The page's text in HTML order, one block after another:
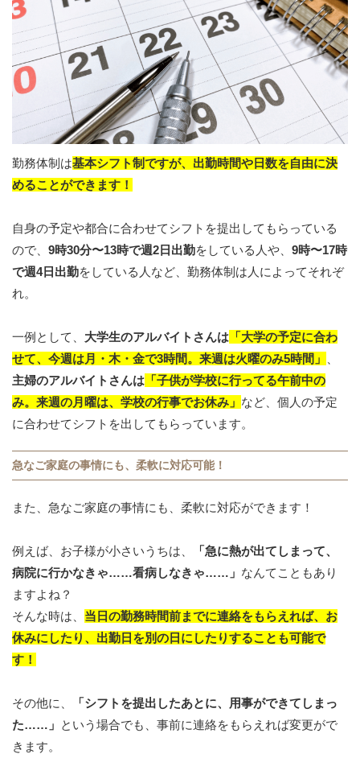
勤務体制は基本シフト制ですが、出勤時間や日数を自由に決
めることができます！
自身の予定や都合に合わせてシフトを提出してもらっている
ので、 9時30分〜13時で週2日出勤をしている人や、 9時〜17時
で週4日出勤をしている人など、勤務体制は人によってそれぞ
れ。
一例として、 大学生のアルバイトさんは 「大学の予定に合わ
せて、今週は月・木・金で3時間。来週は火曜のみ5時間」 、
主婦のアルバイトさんは 「子供が学校に行ってる午前中の
み。来週の月曜は、学校の行事でお休み」 など、個人の予定
に合わせてシフトを出してもらっています。
急なご家庭の事情にも、柔軟に対応可能！
また、急なご家庭の事情にも、柔軟に対応ができます！
例えば、お子様が小さいうちは、
「急に熱が出てしまって、
病院に行かなきゃ……看病しなきゃ……」 なんてこともあり
ますよね？
そんな時は、 当日の勤務時間前までに連絡をもらえれば、お
休みにしたり、出勤日を別の日にしたりすることも可能で
す！
その他に、
「シフトを提出したあとに、用事ができてしまっ
た……」 という場合でも、事前に連絡をもらえれば変更がで
きます。